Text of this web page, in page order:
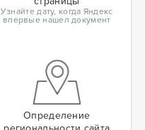
Узнайте дату, когда Яндекс
впервые нашел документ
Определение